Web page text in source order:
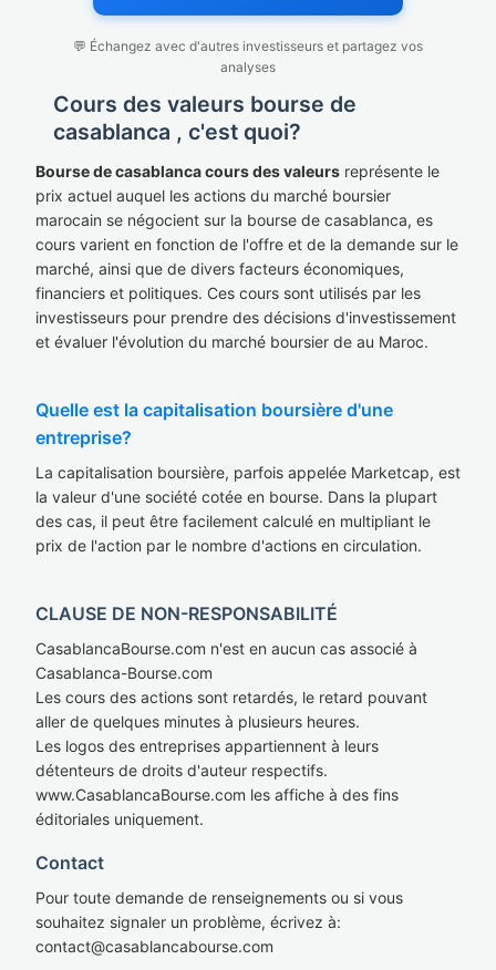
💬 Échangez avec d'autres investisseurs et partagez vos
analyses
Cours des valeurs bourse de
casablanca , c'est quoi?
Bourse de casablanca cours des valeurs représente le
prix actuel auquel les actions du marché boursier
marocain se négocient sur la bourse de casablanca, es
cours varient en fonction de l'offre et de la demande sur le
marché, ainsi que de divers facteurs économiques,
financiers et politiques. Ces cours sont utilisés par les
investisseurs pour prendre des décisions d'investissement
et évaluer l'évolution du marché boursier de au Maroc.
Quelle est la capitalisation boursière d'une
entreprise?
La capitalisation boursière, parfois appelée Marketcap, est
la valeur d'une société cotée en bourse. Dans la plupart
des cas, il peut être facilement calculé en multipliant le
prix de l'action par le nombre d'actions en circulation.
CLAUSE DE NON-RESPONSABILITÉ
CasablancaBourse.com n'est en aucun cas associé à
Casablanca-Bourse.com
Les cours des actions sont retardés, le retard pouvant
aller de quelques minutes à plusieurs heures.
Les logos des entreprises appartiennent à leurs
détenteurs de droits d'auteur respectifs.
www.CasablancaBourse.com les affiche à des fins
éditoriales uniquement.
Contact
Pour toute demande de renseignements ou si vous
souhaitez signaler un problème, écrivez à:
contact@casablancabourse.com